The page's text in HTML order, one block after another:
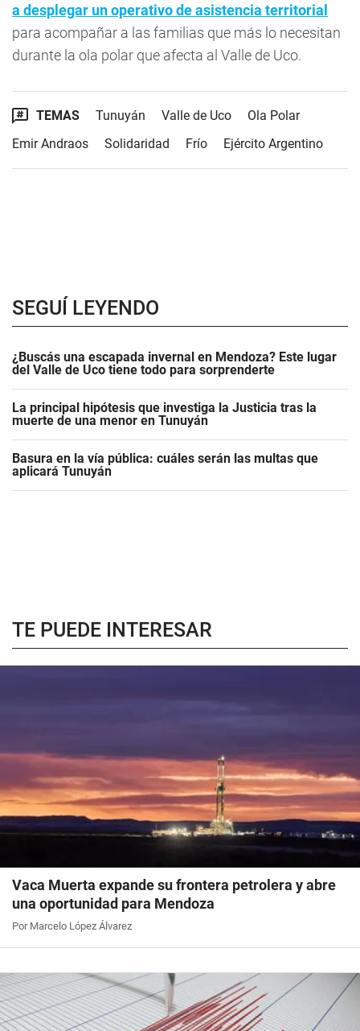
a desplegar un operativo de asistencia territorial
para acompañar a las familias que más lo necesitan
durante la ola polar que afecta al Valle de Uco.
TEMAS Tunuyán Valle de Uco
Ola Polar
Emir Andraos
Solidaridad Frío Ejército Argentino
SEGUÍ LEYENDO
¿Buscás una escapada invernal en Mendoza? Este lugar
del Valle de Uco tiene todo para sorprenderte
La principal hipótesis que investiga la Justicia tras la
muerte de una menor en Tunuyán
Basura en la vía pública: cuáles serán las multas que
aplicará Tunuyán
TE PUEDE INTERESAR
Vaca Muerta expande su frontera petrolera y abre
una oportunidad para Mendoza
Por Marcelo López Álvarez